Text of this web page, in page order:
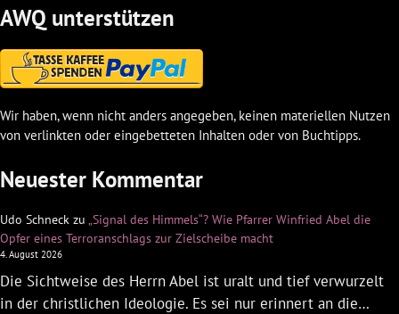
AWQ unterstützen
Wir haben, wenn nicht anders angegeben, keinen materiellen Nutzen
von verlinkten oder eingebetteten Inhalten oder von Buchtipps.
Neuester Kommentar
Udo Schneck zu „Signal des Himmels“? Wie Pfarrer Winfried Abel die
Opfer eines Terroranschlags zur Zielscheibe macht
4. August 2026
Die Sichtweise des Herrn Abel ist uralt und tief verwurzelt
in der christlichen Ideologie. Es sei nur erinnert an die…